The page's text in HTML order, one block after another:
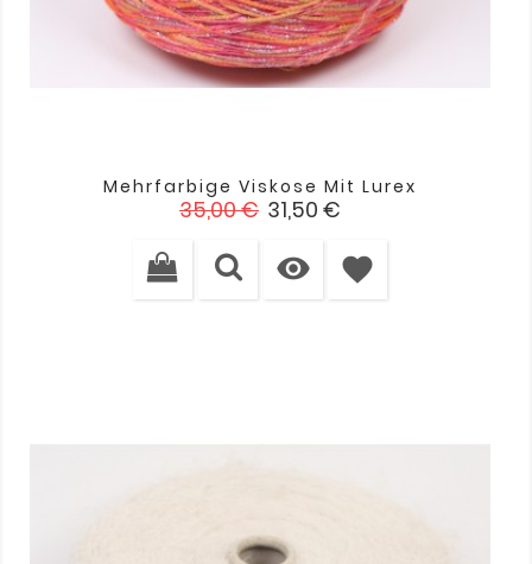
Mehrfarbige Viskose Mit Lurex
Verkaufspreis
35,00 € Preis
31,50 €
 favorite